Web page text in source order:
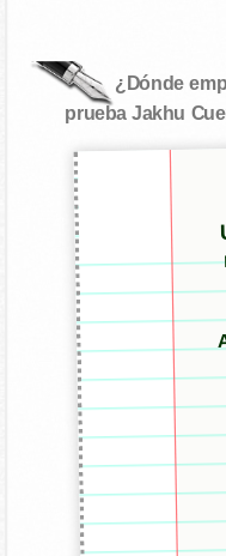
¿Dónde
prueba Jakhu